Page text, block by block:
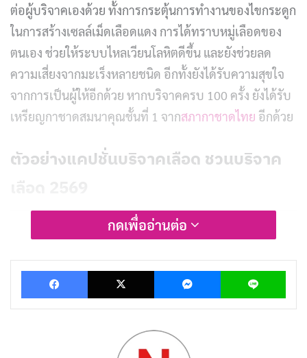
ต่อผู้บริจาคเองด้วย ทั้งการกระตุ้นการทำงานของไขกระดูก
ในการสร้างเซลล์เม็ดเลือดแดง การได้ทราบหมู่เลือดของ
ตนเอง ช่วยให้ระบบไหลเวียนโลหิตดีขึ้น และยังช่วยลด
ความเสี่ยงจากมะเร็งหลายชนิด อีกทั้งยังได้รับความสุขใจ
จากการเป็นผู้ให้อีกด้วย หากบริจาคครบ 100 ครั้ง ยังได้รับ
เหรียญกาชาดสมนาคุณชั้นที่ 1 จากสภากาชาดไทย อีกด้วย
ตัวอย่างแคปชั่นบริจาคเลือด ชวนบริจาค
กดเพื่ออ่านต่อ
Facebook X Messenger Line